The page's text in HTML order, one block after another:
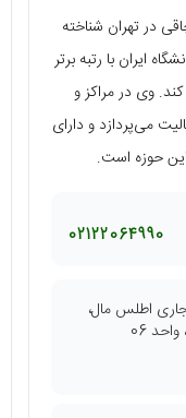
در تهران شناخته
ایران با رتبه برتر
وی در مراکز و
می‌پردازد و دارای
02122064990
اطلس مال،